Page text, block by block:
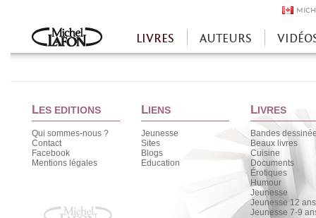
Accueil
LIVRES AUTEURS
LES EDITIONS
Qui sommes-nous ?
Contact
Facebook
Mentions légales
LIENS
Jeunesse
Sites
Blogs
Education
LIVRES
Bandes
Beaux livres
Cuisine
Documents
Érotiques
Humour
Jeunesse
Jeunesse 12
Jeunesse 7-9